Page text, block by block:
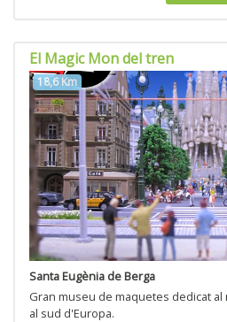
El Magic Mon del tren
18,6 Km
Santa Eugènia de Berga
Gran museu de maquetes dedicat
al sud d'Europa.